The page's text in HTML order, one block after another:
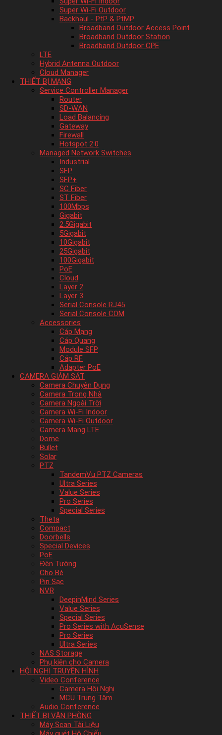
Super Wi-Fi Outdoor
Backhaul - PtP & PtMP
Broadband Outdoor Access Point
Broadband Outdoor Station
Broadband Outdoor CPE
LTE
Hybrid Antenna Outdoor
Cloud Manager
THIẾT BỊ MẠNG
Service Controller Manager
Router
SD-WAN
Load Balancing
Gateway
Firewall
Hotspot 2.0
Managed Network Switches
Industrial
SFP
SFP+
SC Fiber
ST Fiber
100Mbps
Gigabit
2.5Gigabit
5Gigabit
10Gigabit
25Gigabit
100Gigabit
PoE
Cloud
Layer 2
Layer 3
Serial Console RJ45
Serial Console COM
Accessories
Cáp Mạng
Cáp Quang
Module SFP
Cáp RF
Adapter PoE
CAMERA GIÁM SÁT
Camera Chuyên Dụng
Camera Trong Nhà
Camera Ngoài Trời
Camera Wi-Fi Indoor
Camera Wi-Fi Outdoor
Camera Mạng LTE
Dome
Bullet
Solar
PTZ
TandemVu PTZ Cameras
Ultra Series
Value Series
Pro Series
Special Series
Theta
Compact
Doorbells
Special Devices
PoE
Đèn Tường
Cho Bé
Pin Sạc
NVR
DeepinMind Series
Value Series
Special Series
Pro Series with AcuSense
Pro Series
Ultra Series
NAS Storage
Phụ kiên cho Camera
HỘI NGHỊ TRUYỀN HÌNH
Video Conference
Camera Hội Nghị
MCU Trung Tâm
Audio Conference
THIẾT BỊ VĂN PHÒNG
Máy Scan Tài Liệu